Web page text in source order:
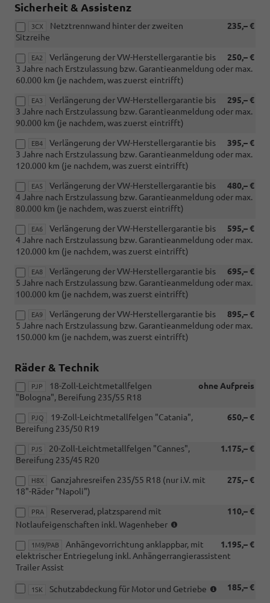
Sicherheit & Assistenz
3CX 235,– €
Netztrennwand hinter der zweiten
Sitzreihe
EA2 250,– €
Verlängerung der VW-Herstellergarantie bis
3 Jahre nach Erstzulassung bzw. Garantieanmeldung oder max.
60.000 km (je nachdem, was zuerst eintrifft)
EA3 295,– €
Verlängerung der VW-Herstellergarantie bis
3 Jahre nach Erstzulassung bzw. Garantieanmeldung oder max.
90.000 km (je nachdem, was zuerst eintrifft)
EB4 395,– €
Verlängerung der VW-Herstellergarantie bis
3 Jahre nach Erstzulassung bzw. Garantieanmeldung oder max.
120.000 km (je nachdem, was zuerst eintrifft)
EA5 480,– €
Verlängerung der VW-Herstellergarantie bis
4 Jahre nach Erstzulassung bzw. Garantieanmeldung oder max.
80.000 km (je nachdem, was zuerst eintrifft)
EA6 595,– €
Verlängerung der VW-Herstellergarantie bis
4 Jahre nach Erstzulassung bzw. Garantieanmeldung oder max.
120.000 km (je nachdem, was zuerst eintrifft)
EA8 695,– €
Verlängerung der VW-Herstellergarantie bis
5 Jahre nach Erstzulassung bzw. Garantieanmeldung oder max.
100.000 km (je nachdem, was zuerst eintrifft)
EA9 895,– €
Verlängerung der VW-Herstellergarantie bis
5 Jahre nach Erstzulassung bzw. Garantieanmeldung oder max.
150.000 km (je nachdem, was zuerst eintrifft)
Räder & Technik
PJP ohne Aufpreis
18-Zoll-Leichtmetallfelgen
"Bologna", Bereifung 235/55 R18
PJQ 650,– €
19-Zoll-Leichtmetallfelgen "Catania",
Bereifung 235/50 R19
PJS 1.175,– €
20-Zoll-Leichtmetallfelgen "Cannes",
Bereifung 235/45 R20
H8X 275,– €
Ganzjahresreifen 235/55 R18 (nur i.V. mit
18"-Räder "Napoli")
PRA 110,– €
Reserverad, platzsparend mit
Notlaufeigenschaften inkl. Wagenheber
mit
eHybrid)
1M9/PAB 1.195,– €
Anhängevorrichtung anklappbar, mit
elektrischer Entriegelung inkl. Anhängerrangierassistent
Trailer Assist
1SK 185,– €
Schutzabdeckung für Motor und Getriebe
(NICHT